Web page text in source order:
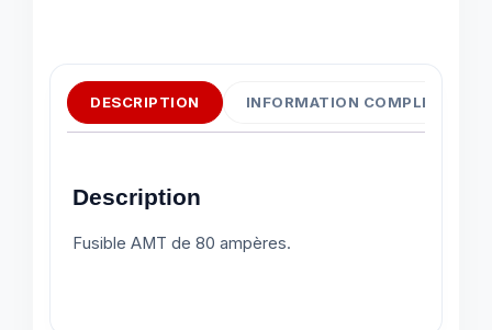
DESCRIPTION INFORMATION
Description
Fusible AMT de 80 ampères.